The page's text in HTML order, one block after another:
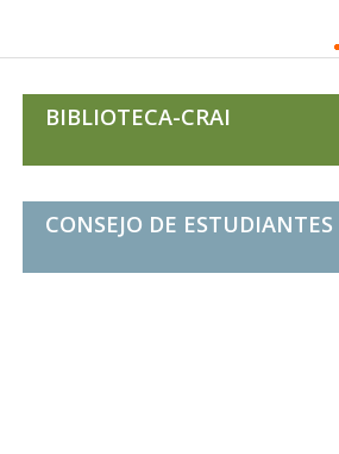
BIBLIOTECA-CRAI
CONSEJO DE ESTUDIANTES